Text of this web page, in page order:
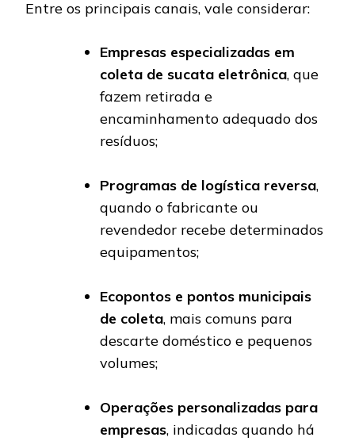
Entre os principais canais, vale considerar:
Empresas especializadas em
coleta de sucata eletrônica, que
fazem retirada e
encaminhamento adequado dos
resíduos;
Programas de logística reversa,
quando o fabricante ou
revendedor recebe determinados
equipamentos;
Ecopontos e pontos municipais
de coleta, mais comuns para
descarte doméstico e pequenos
volumes;
Operações personalizadas para
empresas, indicadas quando há